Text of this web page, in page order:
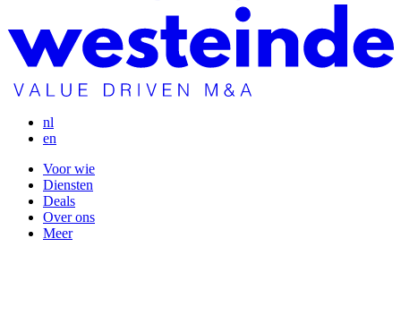
nl
en
Voor wie
Diensten
Deals
Over ons
Meer